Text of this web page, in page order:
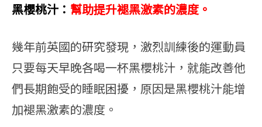
黑櫻桃汁： 幫助提升褪黑激素的濃度。
幾年前英國的研究發現，激烈訓練後的運動員
只要每天早晚各喝一杯黑櫻桃汁，就能改善他
們長期飽受的睡眠困擾，原因是黑櫻桃汁能增
加褪黑激素的濃度。